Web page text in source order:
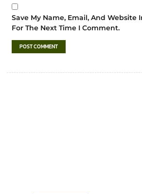
Save My Name, Email, And Website
For The Next Time I Comment.